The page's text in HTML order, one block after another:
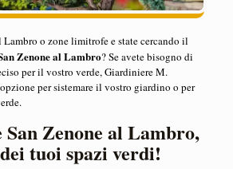
Lambro o zone limitrofe e state cercando il
Zenone al Lambro? Se avete bisogno di
per il vostro verde, Giardiniere M.
per sistemare il vostro giardino o per
Zenone al Lambro,
tuoi spazi verdi!